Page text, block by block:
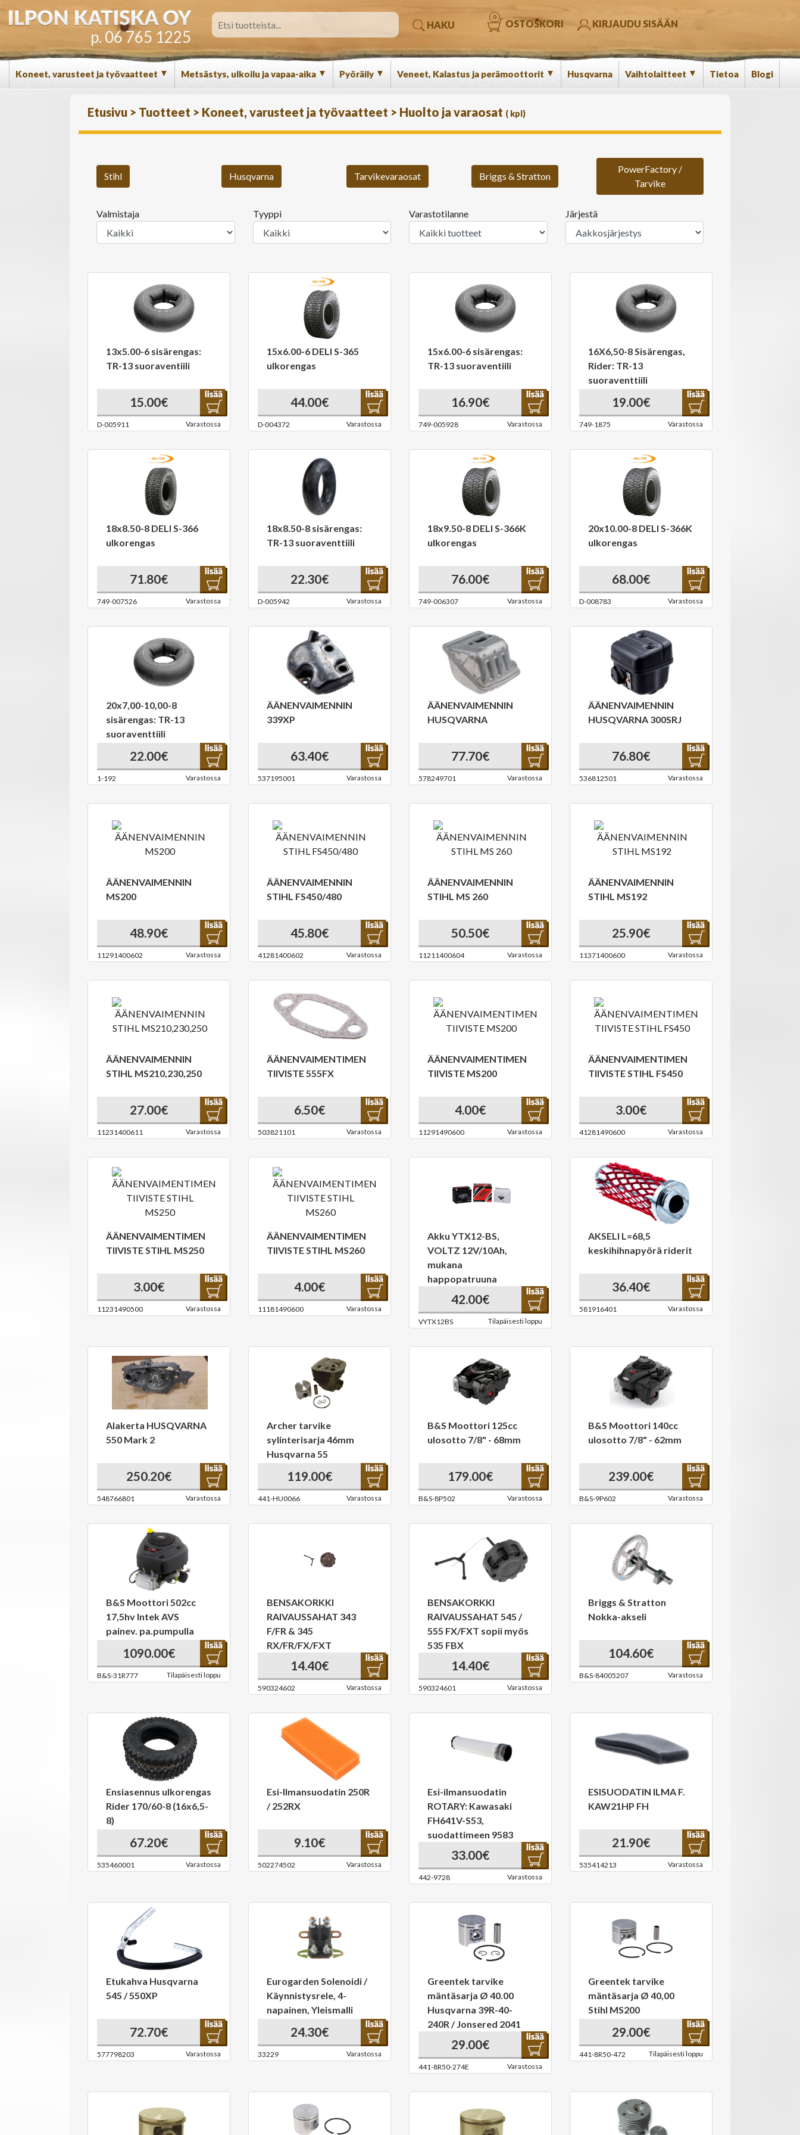
p. 06 765 1225
HAKU OSTOSKORI
0
KIRJAUDU SISÄÄN
Koneet, varusteet ja työvaatteet ▼ Metsästys, ulkoilu ja vapaa-aika ▼ Pyöräily ▼ Veneet, Kalastus ja perämoottorit ▼ Husqvarna Vaihtolaitteet ▼ Tietoa Blogi
Etusivu > Tuotteet > Koneet, varusteet ja työvaatteet > Huolto ja varaosat ( kpl)
Stihl Husqvarna Tarvikevaraosat Briggs & Stratton
PowerFactory /
Tarvike
Valmistaja Tyyppi Varastotilanne Järjestä
13x5.00-6 sisärengas:
TR-13 suoraventiili
15.00€
D-005911 Varastossa
15x6.00-6 DELI S-365
ulkorengas
44.00€
D-004372 Varastossa
15x6.00-6 sisärengas:
TR-13 suoraventiili
16.90€
749-005928 Varastossa
16X6,50-8 Sisärengas,
Rider: TR-13
suoraventtiili
19.00€
749-1875 Varastossa
18x8.50-8 DELI S-366
ulkorengas
71.80€
749-007526 Varastossa
18x8.50-8 sisärengas:
TR-13 suoraventtiili
22.30€
D-005942 Varastossa
18x9.50-8 DELI S-366K
ulkorengas
76.00€
749-006307 Varastossa
20x10.00-8 DELI S-366K
ulkorengas
68.00€
D-008783 Varastossa
20x7,00-10,00-8
sisärengas: TR-13
suoraventtiili
22.00€
1-192 Varastossa
ÄÄNENVAIMENNIN
339XP
63.40€
537195001 Varastossa
ÄÄNENVAIMENNIN
HUSQVARNA
77.70€
578249701 Varastossa
ÄÄNENVAIMENNIN
HUSQVARNA 300SRJ
76.80€
536812501 Varastossa
ÄÄNENVAIMENNIN
MS200
48.90€
11291400602 Varastossa
ÄÄNENVAIMENNIN
STIHL FS450/480
45.80€
41281400602 Varastossa
ÄÄNENVAIMENNIN
STIHL MS 260
50.50€
11211400604 Varastossa
ÄÄNENVAIMENNIN
STIHL MS192
25.90€
11371400600 Varastossa
ÄÄNENVAIMENNIN
STIHL MS210,230,250
27.00€
11231400611 Varastossa
ÄÄNENVAIMENTIMEN
TIIVISTE 555FX
6.50€
503821101 Varastossa
ÄÄNENVAIMENTIMEN
TIIVISTE MS200
4.00€
11291490600 Varastossa
ÄÄNENVAIMENTIMEN
TIIVISTE STIHL FS450
3.00€
41281490600 Varastossa
ÄÄNENVAIMENTIMEN
TIIVISTE STIHL MS250
3.00€
11231490500 Varastossa
ÄÄNENVAIMENTIMEN
TIIVISTE STIHL MS260
4.00€
11181490600 Varastossa
Akku YTX12-BS,
VOLTZ 12V/10Ah,
mukana
happopatruuna
42.00€
VYTX12BS Tilapäisesti loppu
AKSELI L=68,5
keskihihnapyörä riderit
36.40€
581916401 Varastossa
Alakerta HUSQVARNA
550 Mark 2
250.20€
548766801 Varastossa
Archer tarvike
sylinterisarja 46mm
Husqvarna 55
119.00€
441-HU0066 Varastossa
B&S Moottori 125cc
ulosotto 7/8" - 68mm
179.00€
B&S-8P502 Varastossa
B&S Moottori 140cc
ulosotto 7/8" - 62mm
239.00€
B&S-9P602 Varastossa
B&S Moottori 502cc
17,5hv Intek AVS
painev. pa.pumpulla
1090.00€
B&S-31R777 Tilapäisesti loppu
BENSAKORKKI
RAIVAUSSAHAT 343
F/FR & 345
RX/FR/FX/FXT
14.40€
590324602 Varastossa
BENSAKORKKI
RAIVAUSSAHAT 545 /
555 FX/FXT sopii myös
535 FBX
14.40€
590324601 Varastossa
Briggs & Stratton
Nokka-akseli
104.60€
B&S-84005207 Varastossa
Ensiasennus ulkorengas
Rider 170/60-8 (16x6,5-
8)
67.20€
535460001 Varastossa
Esi-Ilmansuodatin 250R
/ 252RX
9.10€
502274502 Varastossa
Esi-ilmansuodatin
ROTARY: Kawasaki
FH641V-S53,
suodattimeen 9583
33.00€
442-9728 Varastossa
ESISUODATIN ILMA F.
KAW21HP FH
21.90€
535414213 Varastossa
Etukahva Husqvarna
545 / 550XP
72.70€
577798203 Varastossa
Eurogarden Solenoidi /
Käynnistysrele, 4-
napainen, Yleismalli
24.30€
33229 Varastossa
Greentek tarvike
mäntäsarja Ø 40.00
Husqvarna 39R-40-
240R / Jonsered 2041
29.00€
441-8R50-274E Varastossa
Greentek tarvike
mäntäsarja Ø 40,00
Stihl MS200
29.00€
441-8R50-472 Tilapäisesti loppu